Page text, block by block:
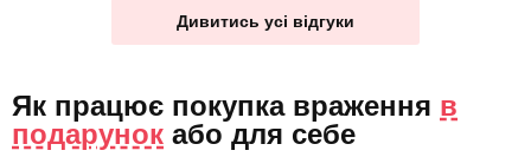
Дивитись усі відгуки
Як працює покупка враження в
подарунок або для себе